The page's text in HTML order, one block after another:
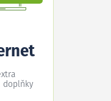
doplňky